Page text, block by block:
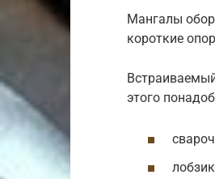
Мангалы
короткие
этого